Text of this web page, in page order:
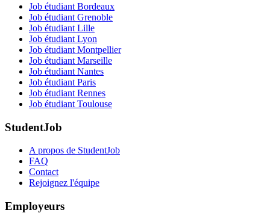
Job étudiant Bordeaux
Job étudiant Grenoble
Job étudiant Lille
Job étudiant Lyon
Job étudiant Montpellier
Job étudiant Marseille
Job étudiant Nantes
Job étudiant Paris
Job étudiant Rennes
Job étudiant Toulouse
StudentJob
A propos de StudentJob
FAQ
Contact
Rejoignez l'équipe
Employeurs